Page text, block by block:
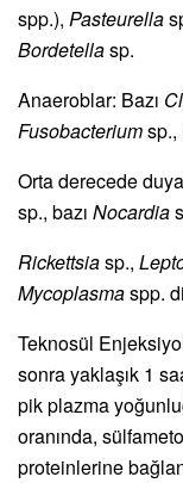
spp.), Pasteurella
Bordetellasp.
Anaeroblar: Bazı
Fusobacteriumsp.,
Orta derecede
sp., bazı Nocardia
Rickettsiasp.,
Mycoplasmaspp.
Teknosül
sonra yaklaşık 1
pik plazma
oranında,
proteinlerine